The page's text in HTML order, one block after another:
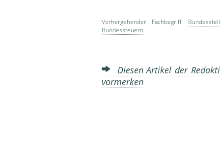
Vorhergehender Fachbegriff:
Bundessteuern
Diesen Artikel der
vormerken